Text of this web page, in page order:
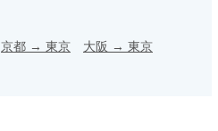
京都 → 東京 大阪 → 東京